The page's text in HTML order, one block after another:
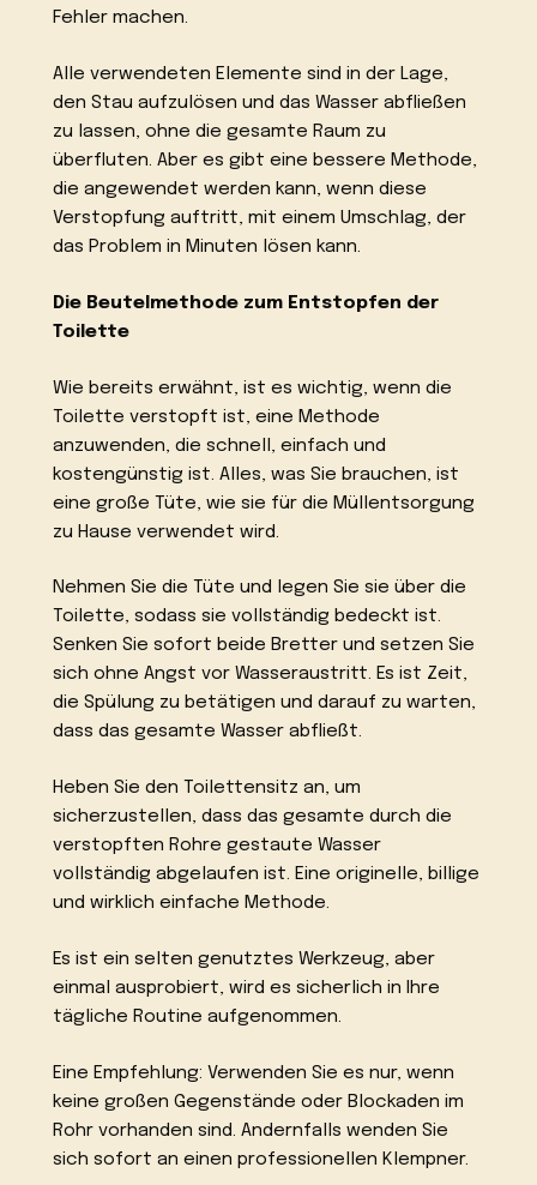
Fehler machen.
Alle verwendeten Elemente sind in der Lage,
den Stau aufzulösen und das Wasser abfließen
zu lassen, ohne die gesamte Raum zu
überfluten. Aber es gibt eine bessere Methode,
die angewendet werden kann, wenn diese
Verstopfung auftritt, mit einem Umschlag, der
das Problem in Minuten lösen kann.
Die Beutelmethode zum Entstopfen der
Toilette
Wie bereits erwähnt, ist es wichtig, wenn die
Toilette verstopft ist, eine Methode
anzuwenden, die schnell, einfach und
kostengünstig ist. Alles, was Sie brauchen, ist
eine große Tüte, wie sie für die Müllentsorgung
zu Hause verwendet wird.
Nehmen Sie die Tüte und legen Sie sie über die
Toilette, sodass sie vollständig bedeckt ist.
Senken Sie sofort beide Bretter und setzen Sie
sich ohne Angst vor Wasseraustritt. Es ist Zeit,
die Spülung zu betätigen und darauf zu warten,
dass das gesamte Wasser abfließt.
Heben Sie den Toilettensitz an, um
sicherzustellen, dass das gesamte durch die
verstopften Rohre gestaute Wasser
vollständig abgelaufen ist. Eine originelle, billige
und wirklich einfache Methode.
Es ist ein selten genutztes Werkzeug, aber
einmal ausprobiert, wird es sicherlich in Ihre
tägliche Routine aufgenommen.
Eine Empfehlung: Verwenden Sie es nur, wenn
keine großen Gegenstände oder Blockaden im
Rohr vorhanden sind. Andernfalls wenden Sie
sich sofort an einen professionellen Klempner.